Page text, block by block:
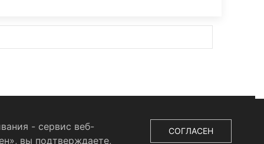
- сервис веб-
вы подтверждаете,
СОГЛАСЕН